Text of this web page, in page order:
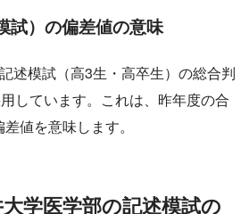
試）の偏差値の意味
述模試（高3生・高卒生）の総合判
しています。これは、昨年度の合
値を意味します。
学医学部の記述模試の